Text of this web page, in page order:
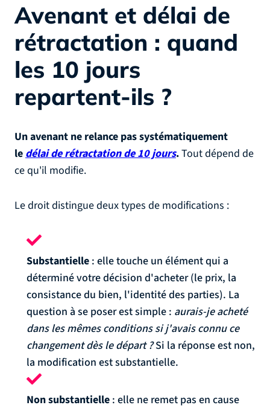
Avenant et délai de
rétractation : quand
les 10 jours
repartent-ils ?
Un avenant ne relance pas systématiquement
ledélai de rétractation de 10 jours.Tout dépend de
ce qu'il modifie.
Le droit distingue deux types de modifications :
Substantielle : elle touche un élément qui a
déterminé votre décision d'acheter (le prix, la
consistance du bien, l'identité des parties). La
question à se poser est simple : aurais-je acheté
dans les mêmes conditions si j'avais connu ce
changement dès le départ ?Si la réponse est non,
la modification est substantielle.
Non substantielle : elle ne remet pas en cause